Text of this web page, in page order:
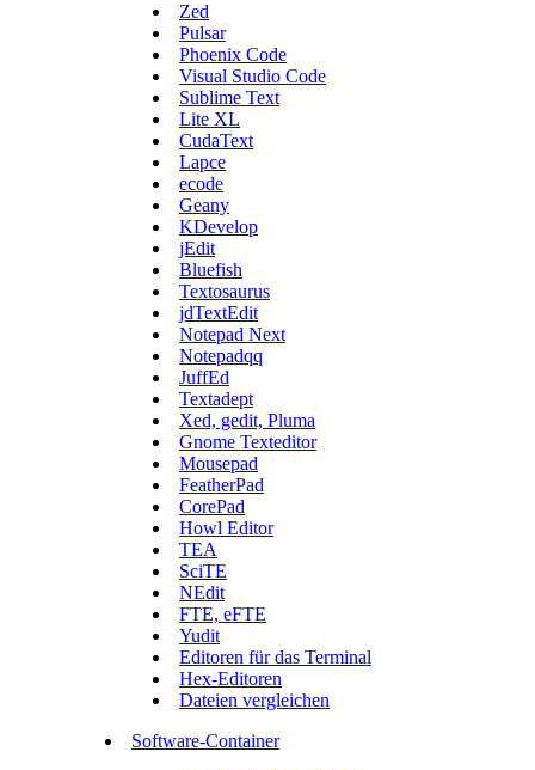
Zed
Pulsar
Phoenix Code
Visual Studio Code
Sublime Text
Lite XL
CudaText
Lapce
ecode
Geany
KDevelop
jEdit
Bluefish
Textosaurus
jdTextEdit
Notepad Next
Notepadqq
JuffEd
Textadept
Xed, gedit, Pluma
Gnome Texteditor
Mousepad
FeatherPad
CorePad
Howl Editor
TEA
SciTE
NEdit
FTE, eFTE
Yudit
Editoren für das Terminal
Hex-Editoren
Dateien vergleichen
Software-Container